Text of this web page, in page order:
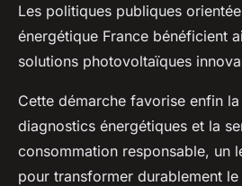
Les politiques publiques
énergétique France bénéficient
solutions photovoltaïques
Cette démarche favorise enfin
diagnostics énergétiques et la
consommation responsable, un
pour transformer durablement